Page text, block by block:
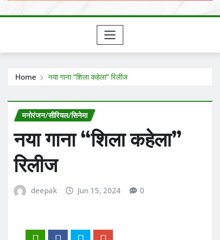
Home नया गाना “शिला कहेला” रिलीज
मनोरंजन/सीरियल/सिनेमा
नया गाना “शिला कहेला”
रिलीज
deepak Jun 15, 2024 0